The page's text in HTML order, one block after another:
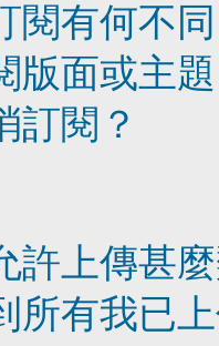
閱有何不
版面或主
訂閱？
許上傳甚
所有我已